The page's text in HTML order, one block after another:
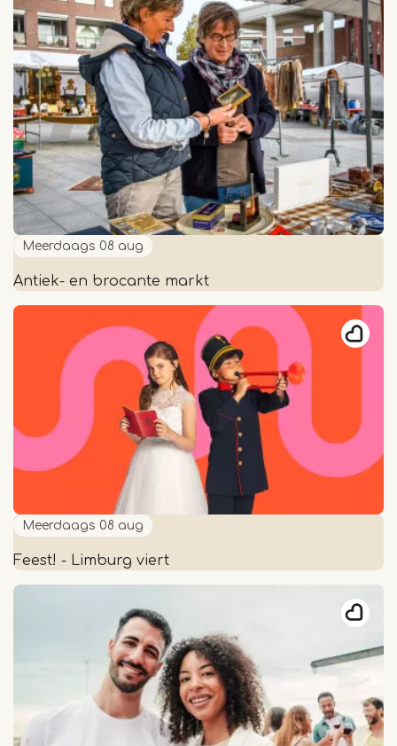
Festival
in
Reuver
Meerdaags 08 aug
Antiek- en brocante markt
Antiek-
brocante
Meerdaags 08 aug
Feest! - Limburg viert
Feest!